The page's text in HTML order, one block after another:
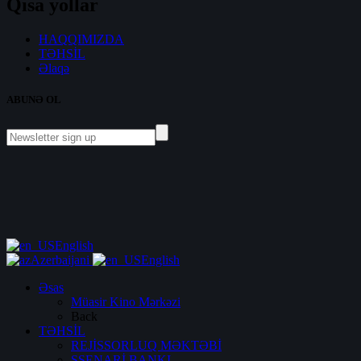
Qısa yollar
HAQQIMIZDA
TƏHSİL
Əlaqə
ABUNƏ OL
English
Azerbaijani
English
Əsas
Müasir Kino Mərkəzi
Back
TƏHSİL
REJİSSORLUQ MƏKTƏBİ